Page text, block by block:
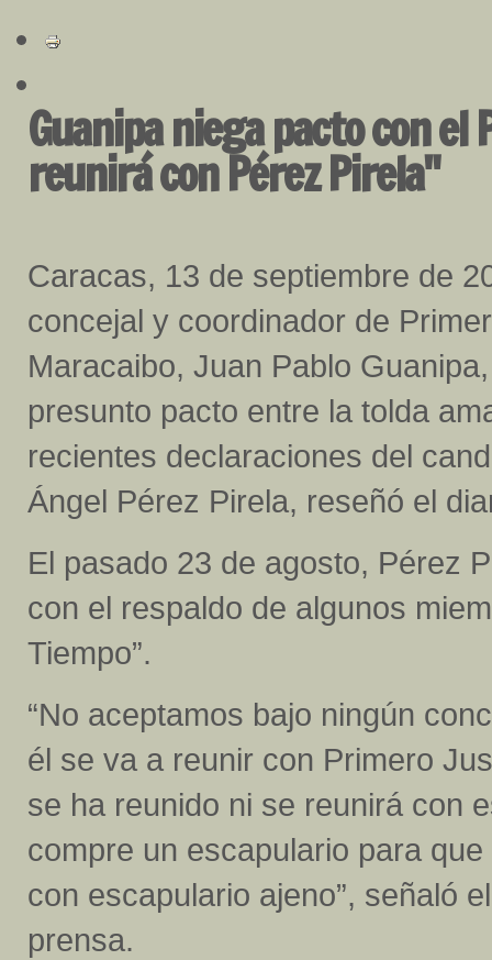
Guanipa niega pacto con el
reunirá con Pérez Pirela"
Caracas, 13 de septiembre de
concejal y coordinador de
Maracaibo, Juan Pablo
presunto pacto entre la tolda
recientes declaraciones del
Ángel Pérez Pirela, reseñó el
El pasado 23 de agosto, Pérez
con el respaldo de algunos
Tiempo”.
“No aceptamos bajo ningún
él se va a reunir con Primero
se ha reunido ni se reunirá con
compre un escapulario para
con escapulario ajeno”, señaló
prensa.